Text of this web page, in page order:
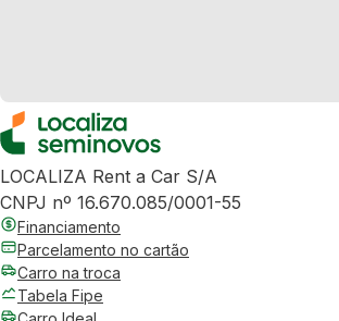
LOCALIZA Rent a Car S/A
CNPJ nº 16.670.085/0001-55
Financiamento
Parcelamento no cartão
Carro na troca
Tabela Fipe